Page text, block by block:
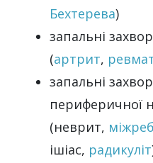
Бехтерева)
запальні
(артрит,
запальні
периферичної
(неврит,
ішіас, радикуліт